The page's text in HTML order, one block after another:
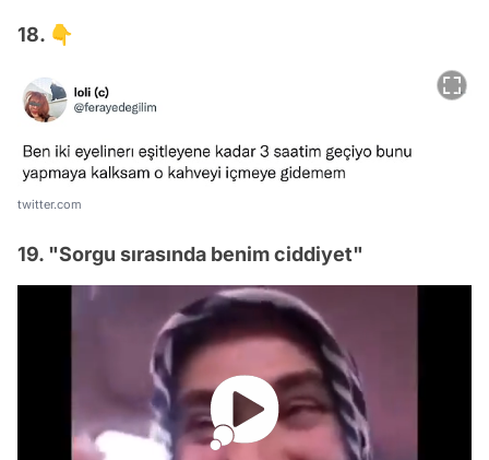
18. 👇
twitter.com
19. "Sorgu sırasında benim ciddiyet"